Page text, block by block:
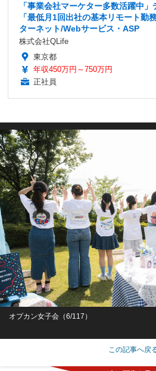
「事業会社マーケター多数活躍中
「最低月1回出社の基本リモート勤
ターネット/Webサービス・ASP
株式会社QLife
東京都
年収450万円～750万円
正社員
オプカン女子会（6/117）
この記事へ戻